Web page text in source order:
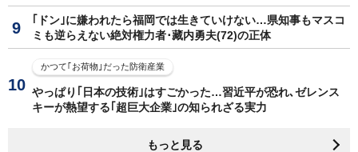
｢ドン｣に嫌われたら福岡では生きていけない…県知事もマスコ
ミも逆らえない絶対権力者･藏内勇夫(72)の正体
かつて｢お荷物｣だった防衛産業
やっぱり｢日本の技術｣はすごかった…習近平が恐れ､ゼレンス
キーが熱望する｢超巨大企業｣の知られざる実力
もっと見る